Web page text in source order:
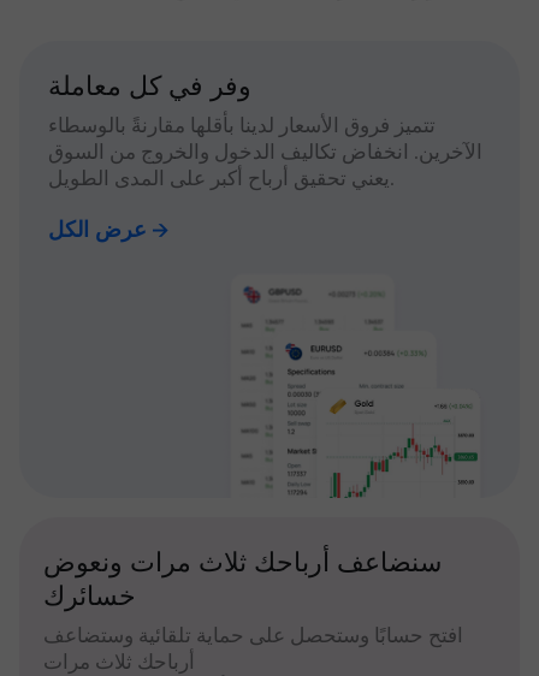
وفر في كل معاملة
تتميز فروق الأسعار لدينا بأقلها مقارنةً بالوسطاء
الآخرين. انخفاض تكاليف الدخول والخروج من السوق
يعني تحقيق أرباح أكبر على المدى الطويل.
عرض الكل
سنضاعف أرباحك ثلاث مرات ونعوض
خسائرك
افتح حسابًا وستحصل على حماية تلقائية وستضاعف
أرباحك ثلاث مرات